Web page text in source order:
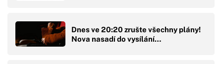
Dnes ve 20:20 zrušte všechny plány!
Nova nasadí do vysílání…